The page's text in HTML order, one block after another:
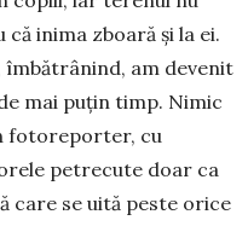
inima zboară și la ei.
îmbătrânind, am devenit
mai puțin timp. Nimic
fotoreporter, cu
petrecute doar ca
care se uită peste orice